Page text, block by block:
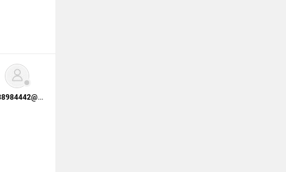
0938984442@vietid.net